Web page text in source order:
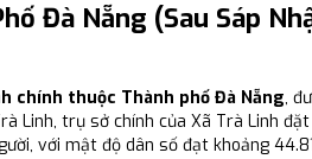
Đà Nẵng (Sau Sáp
chính thuộc Thành phố Đà Nẵng,
Linh, trụ sở chính của Xã Trà Linh
với mật độ dân số đạt khoảng